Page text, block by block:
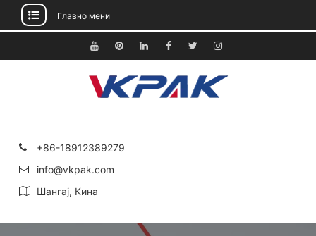
до
Главно мени
YouTubePinterestЛинкедин
ФејсбукТвитерИнстаграм
+86-18912389279
info@vkpak.com
Шангај, Кина